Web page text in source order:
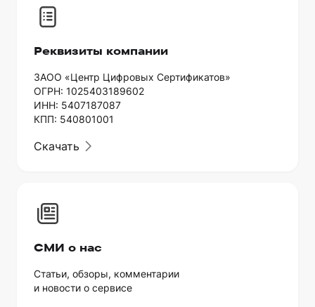
Реквизиты компании
ЗАОО «Центр Цифровых Сертификатов»
ОГРН: 1025403189602
ИНН: 5407187087
КПП: 540801001
Скачать
СМИ о нас
Статьи, обзоры, комментарии
и новости о сервисе